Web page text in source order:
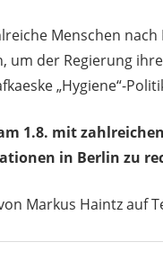
Menschen nach
um der Regierung
„Hygiene“-
1.8. mit zahlreichen
in Berlin zu
Markus Haintz auf